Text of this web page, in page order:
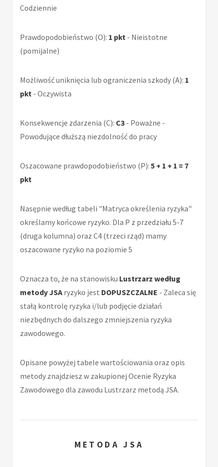
Codziennie
Prawdopodobieństwo (O): 1 pkt - Nieistotne
(pomijalne)
Możliwość uniknięcia lub ograniczenia szkody (A): 1
pkt - Oczywista
Konsekwencje zdarzenia (C): C3 - Poważne -
Powodujące dłuższą niezdolność do pracy
Oszacowane prawdopodobieństwo (P): 5 + 1 + 1 = 7
pkt
Nasępnie według tabeli "Matryca określenia ryzyka"
określamy końcowe ryzyko. Dla P z przedziału 5-7
(druga kolumna) oraz C4 (trzeci rząd) mamy
oszacowane ryzyko na poziomie 5
Oznacza to, że na stanowisku Lustrzarz według
metody JSA ryzyko jest DOPUSZCZALNE - Zaleca się
stałą kontrolę ryzyka i/lub podjęcie działań
niezbędnych do dalszego zmniejszenia ryzyka
zawodowego.
Opisane powyżej tabele wartościowania oraz opis
metody znajdziesz w zakupionej Ocenie Ryzyka
Zawodowego dla zawodu Lustrzarz metodą JSA.
METODA JSA